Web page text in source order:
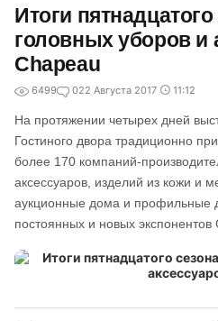
Итоги
головных уборов и
Chapeau
6499 022 Августа 2017 11:12
На протяжении четырех дней
Гостиного двора традиционно
более 170 компаний-
аксессуаров, изделий из кожи и
аукционные дома и профильные
постоянных и новых экспонентов